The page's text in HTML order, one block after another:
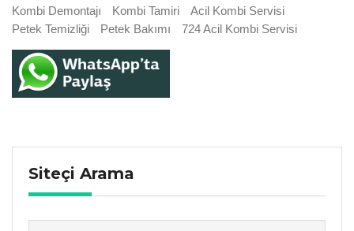
Kombi Demontajı
Kombi Tamiri
Acil Kombi Servisi
Petek Temizliği
Petek Bakımı 724 Acil Kombi Servisi
Siteçi Arama